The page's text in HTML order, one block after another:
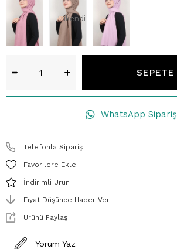
Tükendi
WhatsApp Sipariş
Telefonla Sipariş
Favorilere Ekle
İndirimli Ürün
Fiyat Düşünce Haber Ver
Ürünü Paylaş
Yorum Yaz